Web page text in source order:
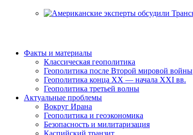
Факты и материалы
Классическая геополитика
Геополитика после Второй мировой войны
Геополитика конца XX — начала XXI вв.
Геополитика третьей волны
Актуальные проблемы
Вокруг Ирана
Геополитика и геоэкономика
Безопасность и милитаризация
Каспийский транзит